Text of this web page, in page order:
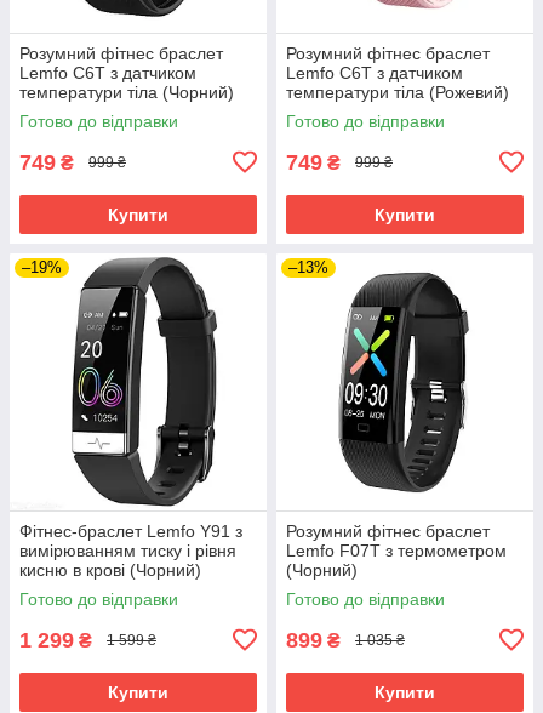
Розумний фітнес браслет
Lemfo C6T з датчиком
температури тіла (Чорний)
Готово до відправки
749 ₴ 999 ₴
Купити
Розумний фітнес браслет
Lemfo C6T з датчиком
температури тіла (Рожевий)
Готово до відправки
749 ₴ 999 ₴
Купити
–19%
Фітнес-браслет Lemfo Y91 з
вимірюванням тиску і рівня
кисню в крові (Чорний)
Готово до відправки
1 299 ₴ 1 599 ₴
Купити
–13%
Розумний фітнес браслет
Lemfo F07T з термометром
(Чорний)
Готово до відправки
899 ₴ 1 035 ₴
Купити